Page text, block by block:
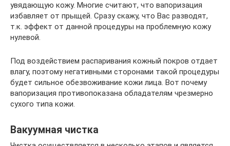
увядающую кожу. Многие считают, что вапоризация
избавляет от прыщей. Сразу скажу, что Вас разводят,
т.к. эффект от данной процедуры на проблемную кожу
нулевой.
Под воздействием распаривания кожный покров отдает
влагу, поэтому негативными сторонами такой процедуры
будет сильное обезвоживание кожи лица. Вот почему
вапоризация противопоказана обладателям чрезмерно
сухого типа кожи.
Вакуумная чистка